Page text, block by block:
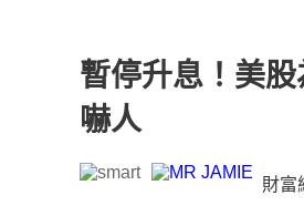
暫停升息！美
嚇人
財富